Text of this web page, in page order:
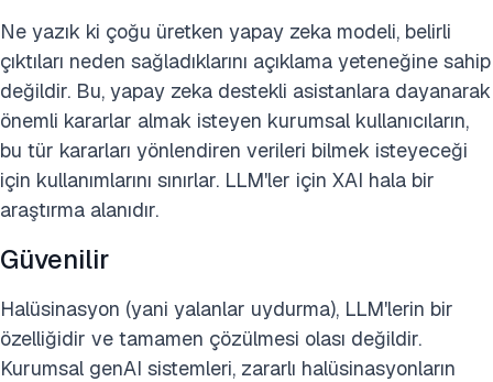
Ne yazık ki çoğu üretken yapay zeka modeli, belirli
çıktıları neden sağladıklarını açıklama yeteneğine sahip
değildir. Bu, yapay zeka destekli asistanlara dayanarak
önemli kararlar almak isteyen kurumsal kullanıcıların,
bu tür kararları yönlendiren verileri bilmek isteyeceği
için kullanımlarını sınırlar. LLM'ler için XAI hala bir
araştırma alanıdır.
Güvenilir
Halüsinasyon (yani yalanlar uydurma), LLM'lerin bir
özelliğidir ve tamamen çözülmesi olası değildir.
Kurumsal genAI sistemleri, zararlı halüsinasyonların